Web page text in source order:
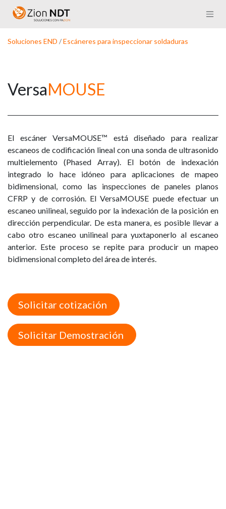
Ir al contenido
Soluciones END /Escáneres para inspeccionar soldadu​ras
VersaMOUSE
El escáner VersaMOUSE™ está diseñado para realizar
escaneos de codificación lineal con una sonda de ultrasonido
multielemento (Phased Array). El botón de indexación
integrado lo hace idóneo para aplicaciones de mapeo
bidimensional, como las inspecciones de paneles planos
CFRP y de corrosión. El VersaMOUSE puede efectuar un
escaneo unilineal, seguido por la indexación de la posición en
dirección perpendicular. De esta manera, es posible llevar a
cabo otro escaneo unilineal para yuxtaponerlo al escaneo
anterior. Este proceso se repite para producir un mapeo
bidimensional completo del área de interés.
Solicitar cotización
Solicitar Demostración